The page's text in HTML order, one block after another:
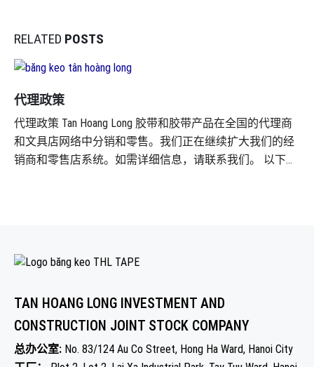
RELATED POSTS
代理政策
代理政策 Tan Hoang Long 胶带和胶带产品在全国的代理商
和文具店网络中分销和零售。我们正在继续扩大我们的经
销商和零售店系统。如需详细信息，请联系我们。 以下是
发布新品信息、促销产品、特色产品等形式共同推广、宣
件获得直接支持。 • Tan Hoang Long 致力于始终提高产品和
服务的质量，并使经销产品的类型多样化，以适应市场发
展趋势和客户的消费品味。同时，定期支持与促销活动、
广告、促销、促销相关的政策和计划，以最大限度地提高
TAN HOANG LONG INVESTMENT AND
CONSTRUCTION JOINT STOCK COMPANY
总办公室: No. 83/124 Au Co Street, Hong Ha Ward, Hanoi City